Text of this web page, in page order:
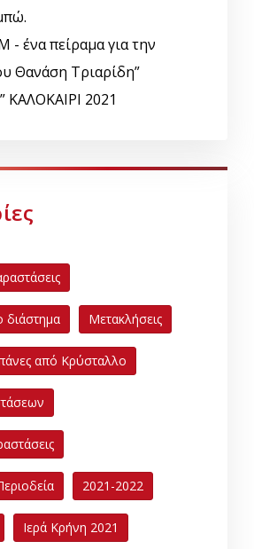
- ένα πείραμα για την
Θανάση Τριαρίδη”
ΚΑΛΟΚΑΙΡΙ 2021
διάστημα Μετακλήσεις
από Κρύσταλλο
2021-2022
Ιερά Κρήνη 2021